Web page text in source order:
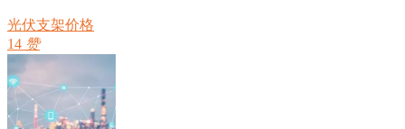
光伏支架价格
14 赞